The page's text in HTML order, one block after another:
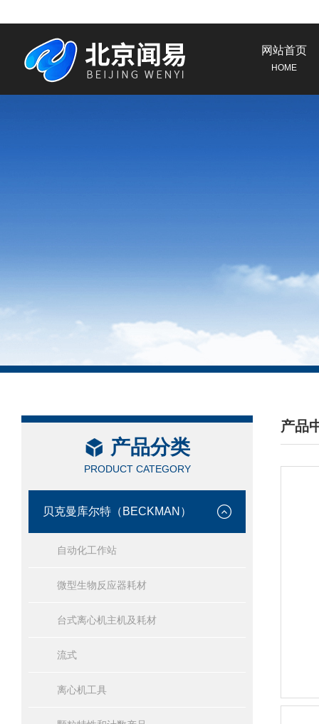
网站首页
HOME
产品分类
PRODUCT CATEGORY
贝克曼库尔特（BECKMAN）
自动化工作站
微型生物反应器耗材
台式离心机主机及耗材
流式
离心机工具
产品
/